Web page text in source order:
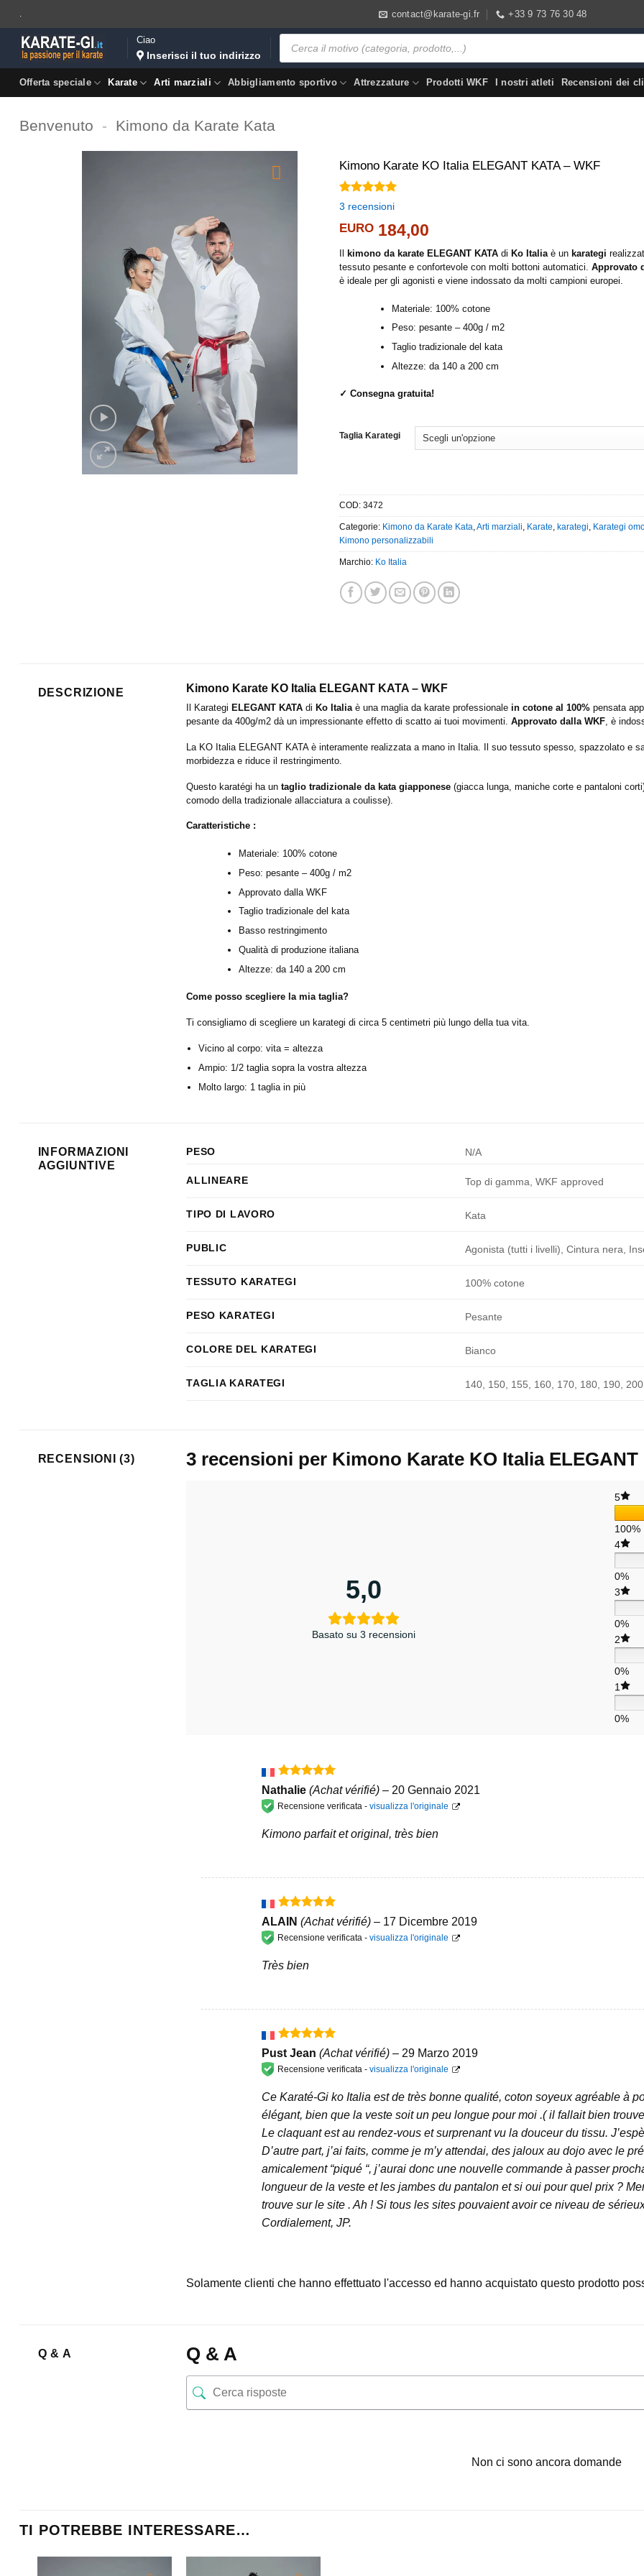
ai
contenuti
. contact@karate-gi.fr +33 9 73 76 30 48
Ciao
Inserisci il tuo indirizzo
Ricerca
prodotti
Offerta speciale Karate Arti marziali Abbigliamento sportivo Attrezzature Prodotti WKF I nostri atleti Recensioni dei
Benvenuto - Kimono da Karate Kata
Kimono Karate KO Italia ELEGANT KATA – WKF
Valutato
su base di
3
recensioni
3 recensioni
EURO184,00
kimono da karate ELEGANT KATAdi Ko Italiaè un karategi
tessuto pesante e confortevole con molti bottoni automatici. Approvato
è ideale per gli agonisti e viene indossato da molti campioni europei.
Materiale: 100% cotone
Peso: pesante – 400g / m2
Taglio tradizionale del kata
Altezze: da 140 a 200 cm
✓ Consegna gratuita!
Taglia Karategi
COD: 3472
Categorie: Kimono da Karate Kata,Arti marziali, Karate, karategi, Karategi
Kimono personalizzabili
Marchio: Ko Italia
DESCRIZIONE Kimono Karate KO Italia ELEGANT KATA – WKF
Il Karategi ELEGANT KATA di Ko Italia è una maglia da karate professionale in cotone al 100% pensata
pesante da 400g/m2 dà un impressionante effetto di scatto ai tuoi movimenti.Approvato dalla WKF , è
La KO Italia ELEGANT KATA è interamente realizzata a mano in Italia. Il suo tessuto spesso, spazzolato e
morbidezza e riduce il restringimento.
Questo karatégi ha untaglio tradizionale da kata giapponese (giacca lunga, maniche corte e pantaloni
comodo della tradizionale allacciatura a coulisse).
Caratteristiche :
Materiale: 100% cotone
Peso: pesante – 400g / m2
Approvato dalla WKF
Taglio tradizionale del kata
Basso restringimento
Qualità di produzione italiana
Altezze: da 140 a 200 cm
Come posso scegliere la mia taglia?
Ti consigliamo di scegliere un karategi di circa 5 centimetri più lungo della tua vita.
Vicino al corpo: vita = altezza
Ampio: 1/2 taglia sopra la vostra altezza
Molto largo: 1 taglia in più
INFORMAZIONI
AGGIUNTIVE
PESO N/A
ALLINEARE Top di gamma, WKF approved
TIPO DI LAVORO Kata
PUBLIC Agonista (tutti i livelli), Cintura nera,
TESSUTO KARATEGI 100% cotone
PESO KARATEGI Pesante
COLORE DEL KARATEGI Bianco
TAGLIA KARATEGI 140, 150, 155, 160, 170, 180, 190, 200
RECENSIONI (3) 3 recensioni per Kimono Karate KO Italia ELEGANT
5,0
Basato su 3 recensioni
5
100%
4
0%
3
0%
2
0%
1
0%
Valutato5
Nathalie (Achat vérifié) – 20 Gennaio 2021
Recensione verificata - visualizza l'originale
Kimono parfait et original, très bien
Valutato5
ALAIN (Achat vérifié) – 17 Dicembre 2019
Recensione verificata - visualizza l'originale
Très bien
Valutato5
Pust Jean (Achat vérifié) – 29 Marzo 2019
Recensione verificata - visualizza l'originale
Ce Karaté-Gi ko Italia est de très bonne qualité, coton soyeux agréable à
élégant, bien que la veste soit un peu longue pour moi .( il fallait bien
Le claquant est au rendez-vous et surprenant vu la douceur du tissu.
D’autre part, j’ai faits, comme je m’y attendai, des jaloux au dojo avec le
amicalement “piqué “, j’aurai donc une nouvelle commande à passer
longueur de la veste et les jambes du pantalon et si oui pour quel prix ?
trouve sur le site . Ah ! Si tous les sites pouvaient avoir ce niveau de
Cordialement, JP.
Solamente clienti che hanno effettuato l'accesso ed hanno acquistato questo prodotto
Q & A Q & A
Non ci sono ancora domande
TI POTREBBE INTERESSARE…